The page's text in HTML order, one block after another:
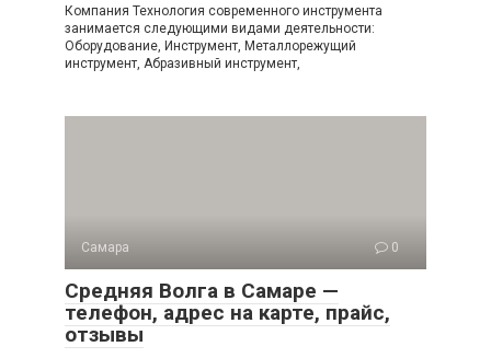
Компания Технология современного инструмента
занимается следующими видами деятельности:
Оборудование, Инструмент, Металлорежущий
инструмент, Абразивный инструмент,
Самара 0
Средняя Волга в Самаре —
телефон, адрес на карте, прайс,
отзывы